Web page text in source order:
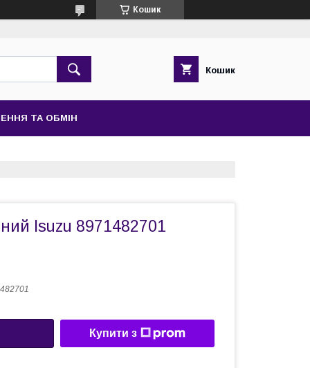
Кошик
Кошик
ТА ОБМІН
Isuzu 8971482701
Купити з